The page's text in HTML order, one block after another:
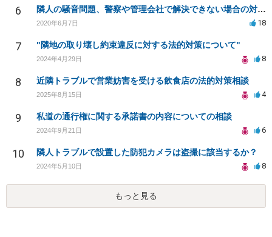
6 隣人の騒音問題、警察や管理会社で解決できない場合の対策は？
2020年6月7日 18
7 "隣地の取り壊し約束違反に対する法的対策について"
2024年4月29日 8
8 近隣トラブルで営業妨害を受ける飲食店の法的対策相談
2025年8月15日 4
9 私道の通行権に関する承諾書の内容についての相談
2024年9月21日 6
10 隣人トラブルで設置した防犯カメラは盗撮に該当するか？
2024年5月10日 8
もっと見る